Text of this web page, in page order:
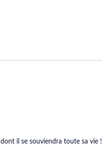
dont il se souviendra toute sa vie !